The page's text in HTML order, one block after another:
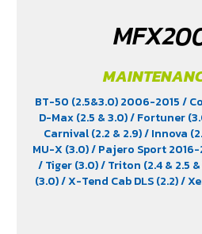
BT-50 (2.5&3.0) 2006-2015/
D-Max (2.5 & 3.0)/ Fortuner
Carnival (2.2 & 2.9)/ Innova
MU-X (3.0)/ Pajero Sport
/ Tiger (3.0)/ Triton (2.4 & 2.5
(3.0)/ X-Tend Cab DLS (2.2)/